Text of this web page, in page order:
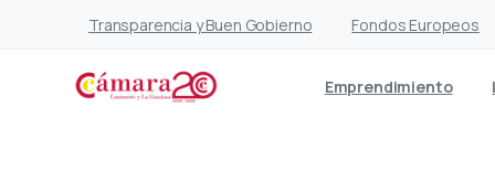
Transparencia y Buen Gobierno Fondos Europeos
Emprendimiento